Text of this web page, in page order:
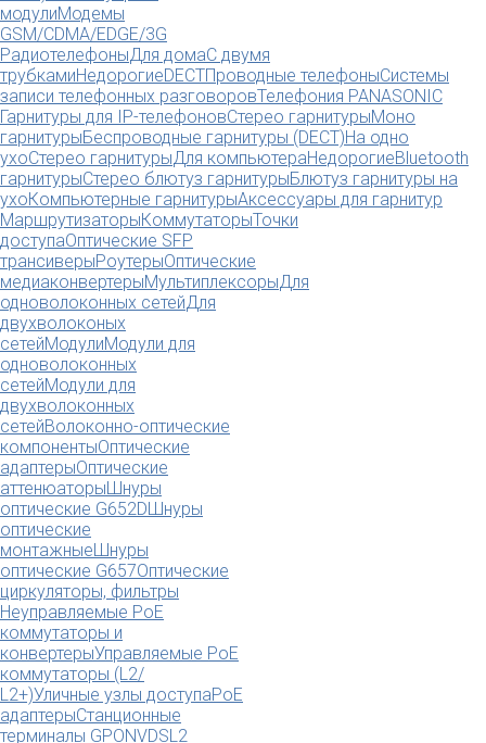
модулиМодемы
GSM/CDMA/EDGE/3G
РадиотелефоныДля домаС двумя
трубкамиНедорогиеDECTПроводные телефоныСистемы
записи телефонных разговоровТелефония PANASONIC
Гарнитуры для IP-телефоновСтерео гарнитурыМоно
гарнитурыБеспроводные гарнитуры (DECT)На одно
ухоСтерео гарнитурыДля компьютераНедорогиеBluetooth
гарнитурыСтерео блютуз гарнитурыБлютуз гарнитуры на
ухоКомпьютерные гарнитурыАксессуары для гарнитур
МаршрутизаторыКоммутаторыТочки
доступаОптические SFP
трансиверыРоутерыОптические
медиаконвертерыМультиплексорыДля
одноволоконных сетейДля
двухволоконых
сетейМодулиМодули для
одноволоконных
сетейМодули для
двухволоконных
сетейВолоконно-оптические
компонентыОптические
адаптерыОптические
аттенюаторыШнуры
оптические G652DШнуры
оптические
монтажныеШнуры
оптические G657Оптические
циркуляторы, фильтры
Неуправляемые PoE
коммутаторы и
конвертерыУправляемые PoE
коммутаторы (L2/
L2+)Уличные узлы доступаPoE
адаптерыСтанционные
терминалы GPONVDSL2